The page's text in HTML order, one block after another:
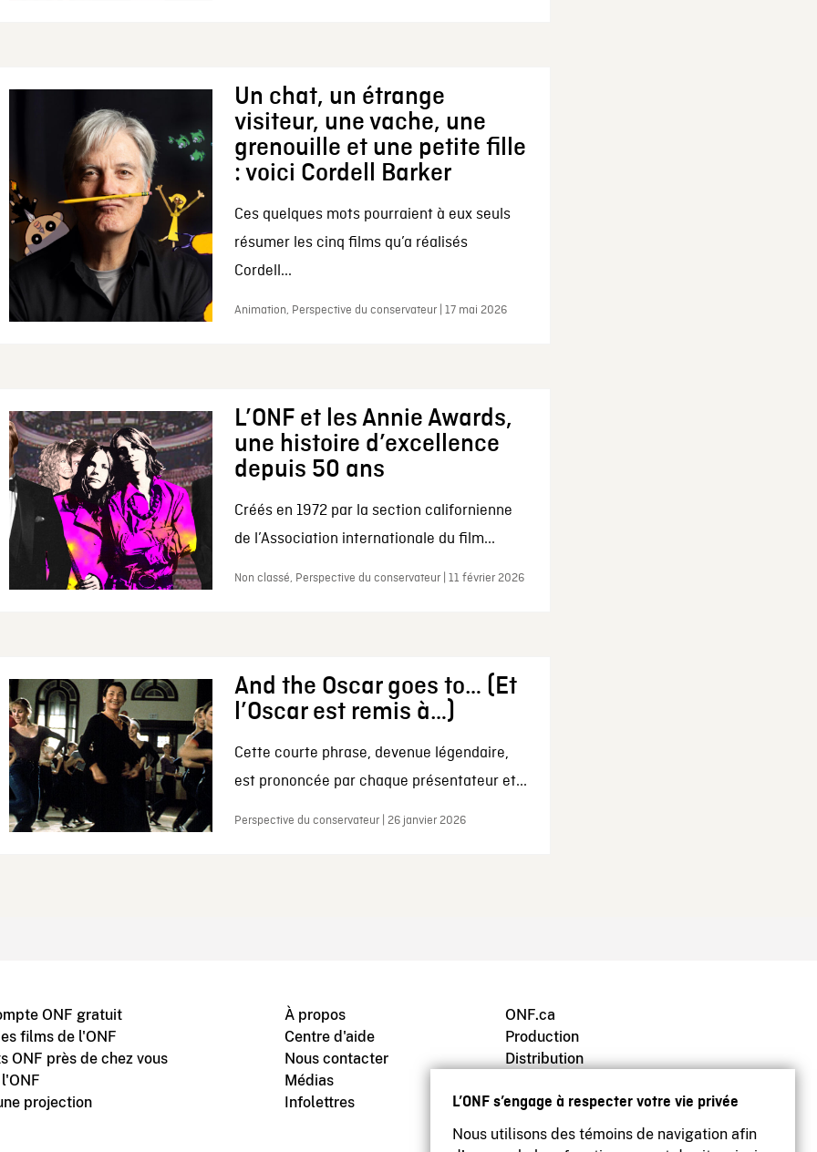
L’ONF s’engage à respecter votre vie privée
Nous utilisons des témoins de navigation afin
Un chat, un étrange
visiteur, une vache, une
grenouille et une petite fille
: voici Cordell Barker
Ces quelques mots pourraient à eux seuls
résumer les cinq films qu’a réalisés
Cordell...
Animation, Perspective du conservateur | 17 mai 2026
L’ONF et les Annie Awards,
une histoire d’excellence
depuis 50 ans
Créés en 1972 par la section californienne
de l’Association internationale du film...
Non classé, Perspective du conservateur | 11 février 2026
And the Oscar goes to… (Et
l’Oscar est remis à…)
Cette courte phrase, devenue légendaire,
est prononcée par chaque présentateur et...
Perspective du conservateur | 26 janvier 2026
ONF gratuit
films de l'ONF
ONF près de chez vous
projection
À propos
Centre d'aide
Nous contacter
Médias
Infolettres
ONF.ca
Production
Distribution
Archives